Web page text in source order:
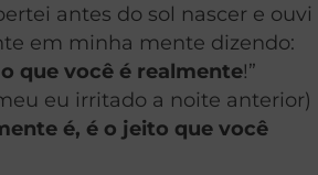
antes do sol nascer e ouvi
em minha mente dizendo:
que você é realmente!”
eu irritado a noite anterior)
é, é o jeito que você